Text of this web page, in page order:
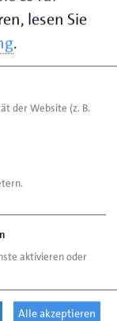
zu
lesen Sie
.
der Website (z. B.
aktivieren oder
Alle akzeptieren